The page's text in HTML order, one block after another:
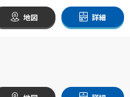
地図 詳細